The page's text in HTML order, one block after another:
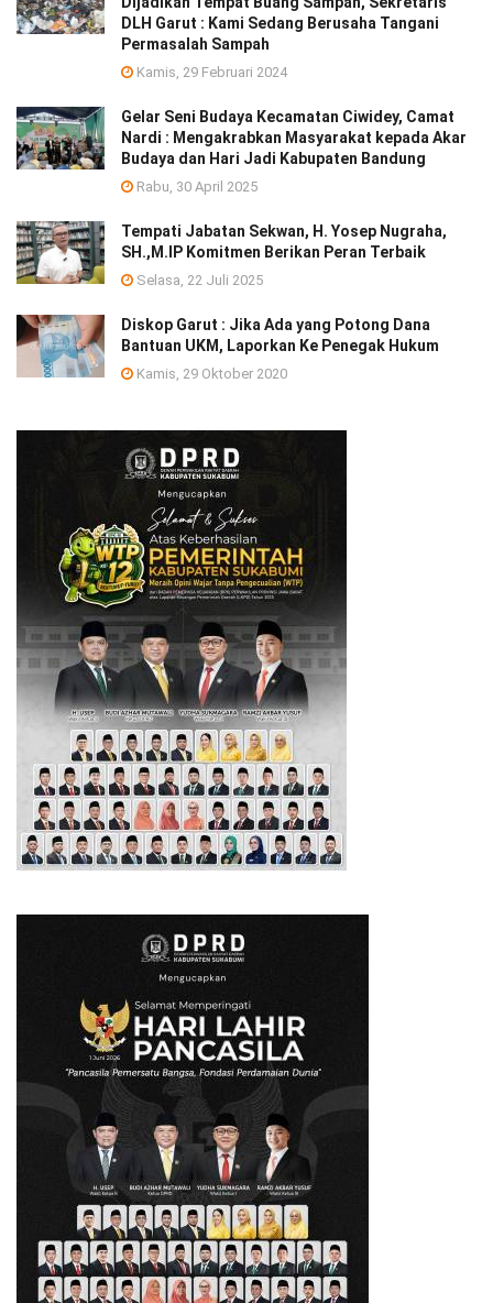
DLH Garut : Kami Sedang Berusaha Tangani
Permasalah Sampah
Kamis, 29 Februari 2024
Gelar Seni Budaya Kecamatan Ciwidey, Camat
Nardi : Mengakrabkan Masyarakat kepada Akar
Budaya dan Hari Jadi Kabupaten Bandung
Rabu, 30 April 2025
Tempati Jabatan Sekwan, H. Yosep Nugraha,
SH.,M.IP Komitmen Berikan Peran Terbaik
Selasa, 22 Juli 2025
Diskop Garut : Jika Ada yang Potong Dana
Bantuan UKM, Laporkan Ke Penegak Hukum
Kamis, 29 Oktober 2020